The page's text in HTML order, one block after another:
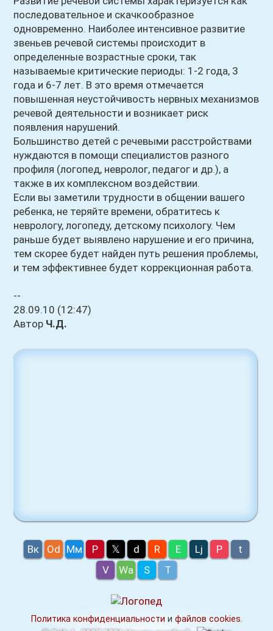
последовательное и скачкообразное
одновременно. Наиболее интенсивное развитие
звеньев речевой системы происходит в
определенные возрастные сроки, так
называемые критические периоды: 1-2 года, 3
года и 6-7 лет. В это время отмечается
повышенная неустойчивость нервных механизмов
речевой деятельности и возникает риск
появления нарушений.
Большинство детей с речевыми расстройствами
нуждаются в помощи специалистов разного
профиля (логопед, невролог, педагог и др.), а
также в их комплексном воздействии.
Если вы заметили трудности в общении вашего
ребенка, не теряйте времени, обратитесь к
неврологу, логопеду, детскому психологу. Чем
раньше будет выявлено нарушение и его причина,
тем скорее будет найден путь решения проблемы,
и тем эффективнее будет коррекционная работа.
--
28.09.10 (12:47)
Автор Ч.Д.
Вк Оd Мм P 𝕏 d R E Lj P
t
V
Wa S T
Политика конфиденциальности и файлов cookies